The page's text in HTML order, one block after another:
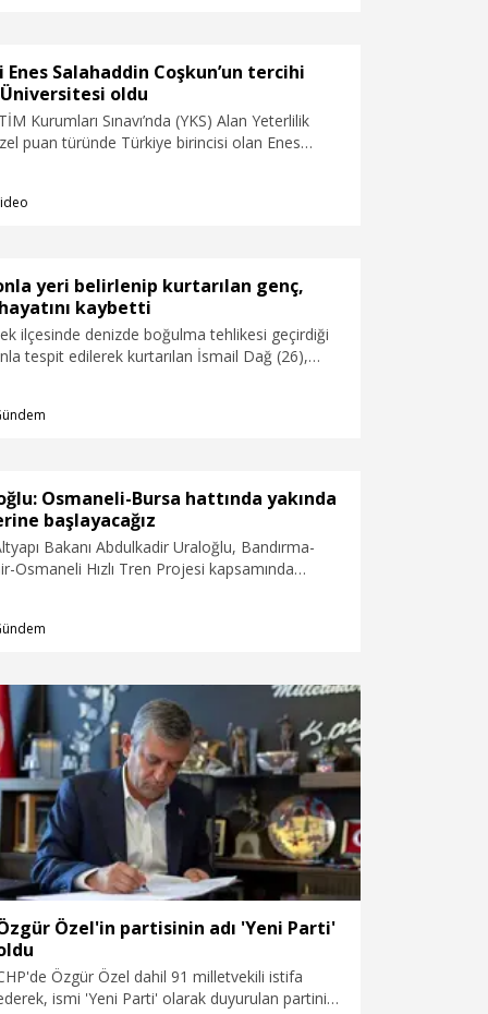
Enes Salahaddin Coşkun’un tercihi
oldu
Kurumları Sınavı’nda (YKS) Alan Yeterlilik
puan türünde Türkiye birincisi olan Enes
yeri belirlenip kurtarılan genç,
kaybetti
ilçesinde denizde boğulma tehlikesi geçirdiği
tespit edilerek kurtarılan İsmail Dağ (26),
Osmaneli-Bursa hattında yakında
başlayacağız
Bakanı Abdulkadir Uraloğlu, Bandırma-
Osmaneli Hızlı Tren Projesi kapsamında
Özel'in partisinin adı 'Yeni Parti'
Özgür Özel dahil 91 milletvekili istifa
ismi 'Yeni Parti' olarak duyurulan partinin